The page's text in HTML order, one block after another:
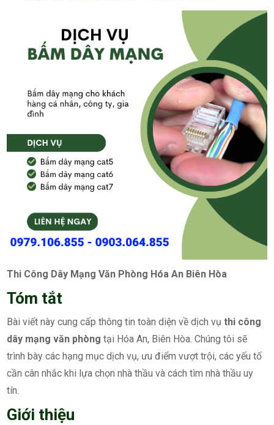
Thi Công Dây Mạng Văn Phòng Hóa An Biên Hòa
Tóm tắt
Bài viết này cung cấp thông tin toàn diện về dịch vụthi công
dây mạng văn phòng tại Hóa An, Biên Hòa. Chúng tôi sẽ
trình bày các hạng mục dịch vụ, ưu điểm vượt trội, các yếu tố
cần cân nhắc khi lựa chọn nhà thầu và cách tìm nhà thầu uy
tín.
Giới thiệu